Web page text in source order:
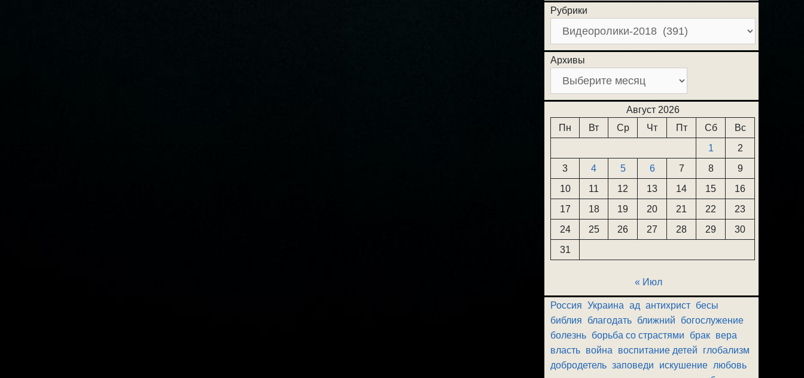
Рубрики
Архивы
Август 2026
Пн
Вт Ср Чт Пт Сб
Вс
1
2
3
4 5 6 7 8
9
10
11 12 13 14 15
16
17
18 19 20 21 22
23
24
25 26 27 28 29
30
31
« Июл
Россия Украина ад антихрист бесы
библия
благодать ближний
богослужение
болезнь борьба со страстями брак вера
власть война воспитание детей
глобализм
добродетель заповеди искушение любовь